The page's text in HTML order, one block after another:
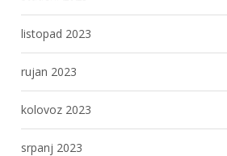
listopad 2023
rujan 2023
kolovoz 2023
srpanj 2023